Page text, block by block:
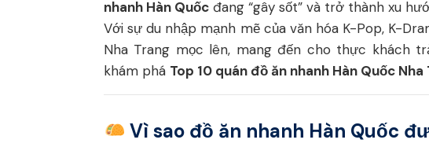
nhanh Hàn Quốc đang “gây sốt” và trở thành xu
Với sự du nhập mạnh mẽ của văn hóa K-Pop, K-
Nha Trang mọc lên, mang đến cho thực khách
khám phá Top 10 quán đồ ăn nhanh Hàn Quốc
Vì sao đồ ăn nhanh Hàn Quốc